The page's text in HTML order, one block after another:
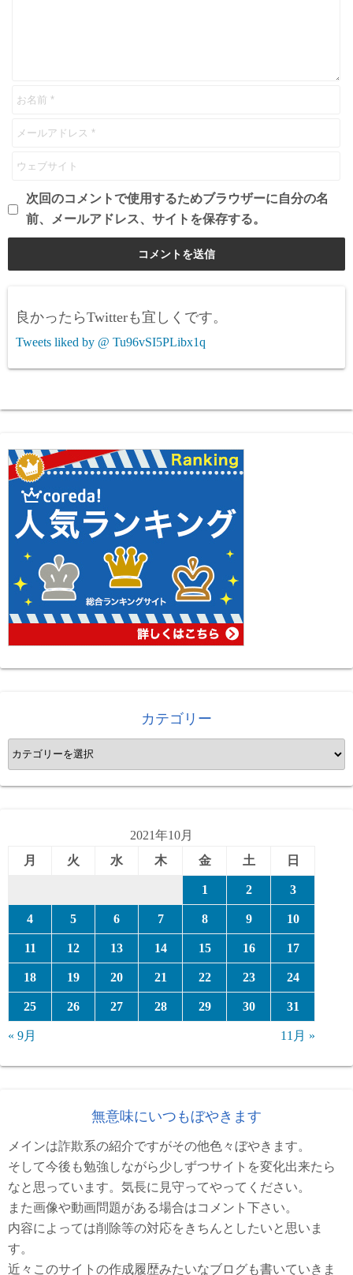
次回のコメントで使用するためブラウザーに自分の名
前、メールアドレス、サイトを保存する。
良かったらTwitterも宜しくです。
Tweets liked by @ Tu96vSI5PLibx1q
カテゴリー
カ
テ
ゴ
2021年10月
月
火 水 木 金 土 日
1 2 3
4 5 6 7 8 9 10
11 12 13 14 15 16 17
18 19 20 21 22 23 24
25 26 27 28 29 30 31
« 9月 11月 »
無意味にいつもぼやきます
メインは詐欺系の紹介ですがその他色々ぼやきます。
そして今後も勉強しながら少しずつサイトを変化出来たら
なと思っています。気長に見守ってやってください。
また画像や動画問題がある場合はコメント下さい。
内容によっては削除等の対応をきちんとしたいと思いま
す。
近々このサイトの作成履歴みたいなブログも書いていきま